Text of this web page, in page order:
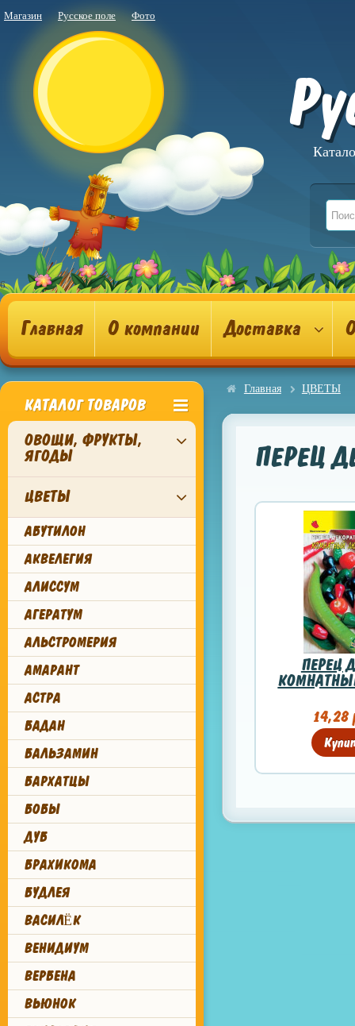
Магазин Русское поле Фото
6
Главная О компании Доставка
КАТАЛОГ ТОВАРОВ
ОВОЩИ, ФРУКТЫ,
ЯГОДЫ
ЦВЕТЫ
АБУТИЛОН
АКВЕЛЕГИЯ
АЛИССУМ
АГЕРАТУМ
АЛЬСТРОМЕРИЯ
АМАРАНТ
АСТРА
БАДАН
БАЛЬЗАМИН
БАРХАТЦЫ
БОБЫ
ДУБ
БРАХИКОМА
БУДЛЕЯ
ВАСИЛЁК
ВЕНИДИУМ
ВЕРБЕНА
ВЬЮНОК
Главная ЦВЕТЫ
ПЕРЕЦ
ПЕРЕЦ
14,28